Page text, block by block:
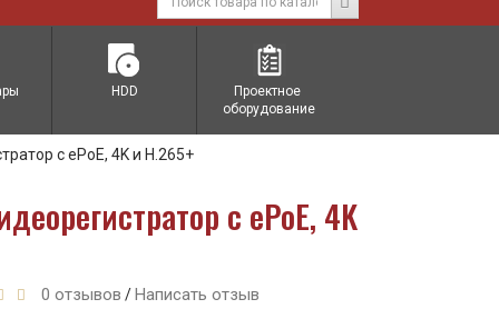
HDD
Проектное
оборудование
с ePoE, 4K и H.265+
с ePoE, 4K
0 отзывов / Написать отзыв